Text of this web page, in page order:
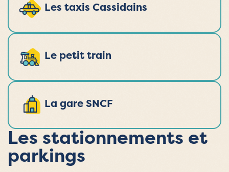
Les taxis Cassidains
Le petit train
La gare SNCF
Les stationnements et
parkings